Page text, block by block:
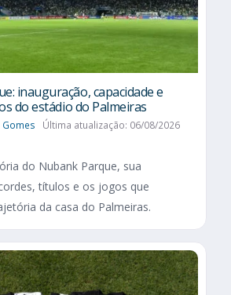
inauguração, capacidade e
do estádio do Palmeiras
Gomes Última atualização: 06/08/2026
do Nubank Parque, sua
títulos e os jogos que
da casa do Palmeiras.